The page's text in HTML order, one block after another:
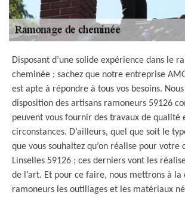
Disposant d’une solide expérience dans le
cheminée ; sachez que notre entreprise
est apte à répondre à tous vos besoins.
disposition des artisans ramoneurs 59126
peuvent vous fournir des travaux de qualité
circonstances. D’ailleurs, quel que soit le
que vous souhaitez qu’on réalise pour votre
Linselles 59126 ; ces derniers vont les
de l’art. Et pour ce faire, nous mettrons à la
ramoneurs les outillages et les matériaux